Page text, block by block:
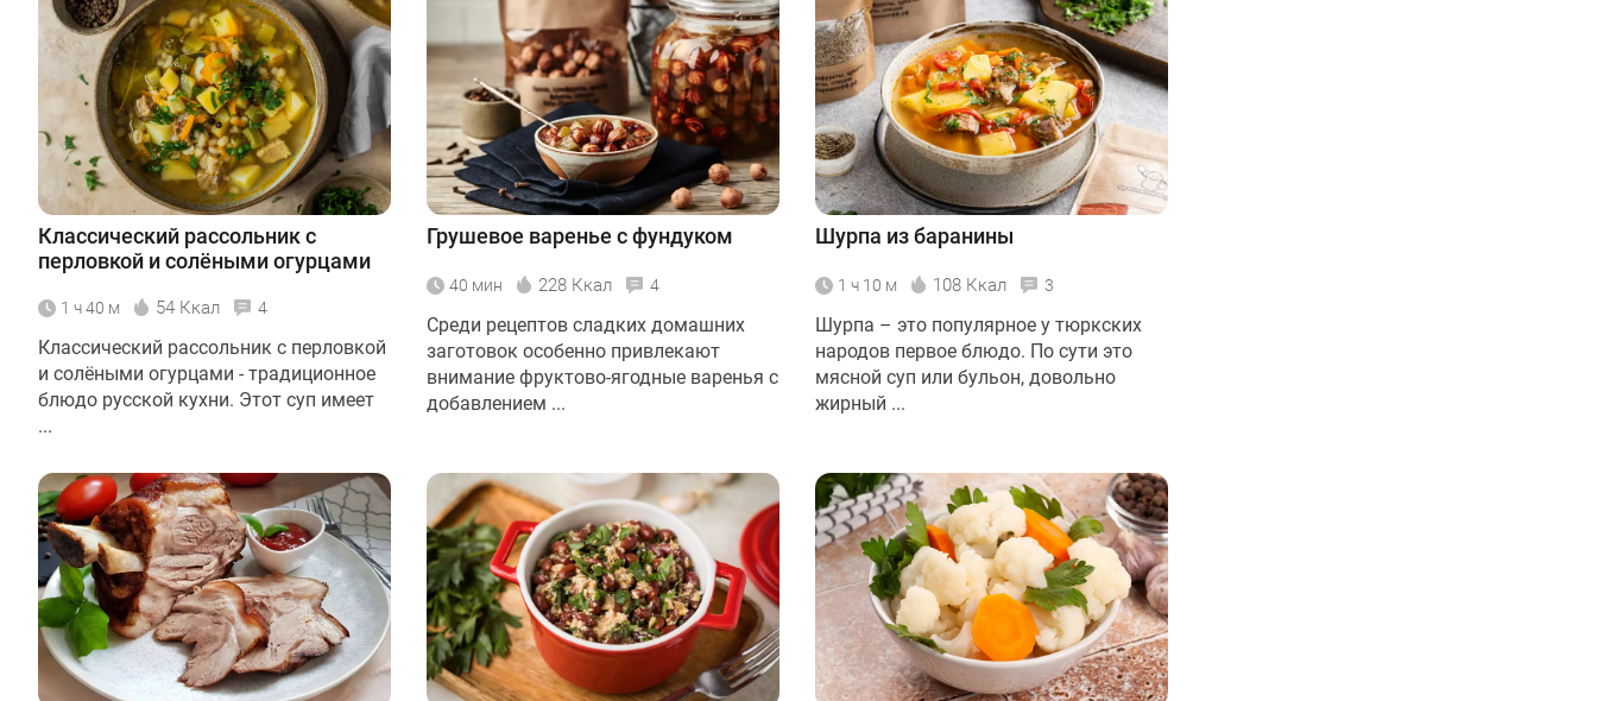
Классический рассольник с
перловкой и солёными огурцами
1 ч 40 м 54 Ккал 4
Классический рассольник с перловкой
и солёными огурцами - традиционное
блюдо русской кухни. Этот суп имеет
...
Грушевое варенье с фундуком
40 мин 228 Ккал 4
Среди рецептов сладких домашних
заготовок особенно привлекают
внимание фруктово-ягодные варенья с
добавлением ...
Шурпа из баранины
1 ч 10 м 108 Ккал 3
Шурпа – это популярное у тюркских
народов первое блюдо. По сути это
мясной суп или бульон, довольно
жирный ...